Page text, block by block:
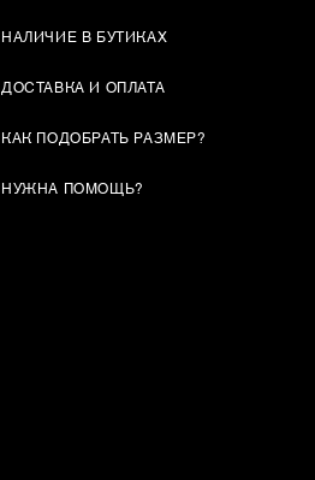
НАЛИЧИЕ В БУТИКАХ
ДОСТАВКА И ОПЛАТА
КАК ПОДОБРАТЬ РАЗМЕР?
НУЖНА ПОМОЩЬ?